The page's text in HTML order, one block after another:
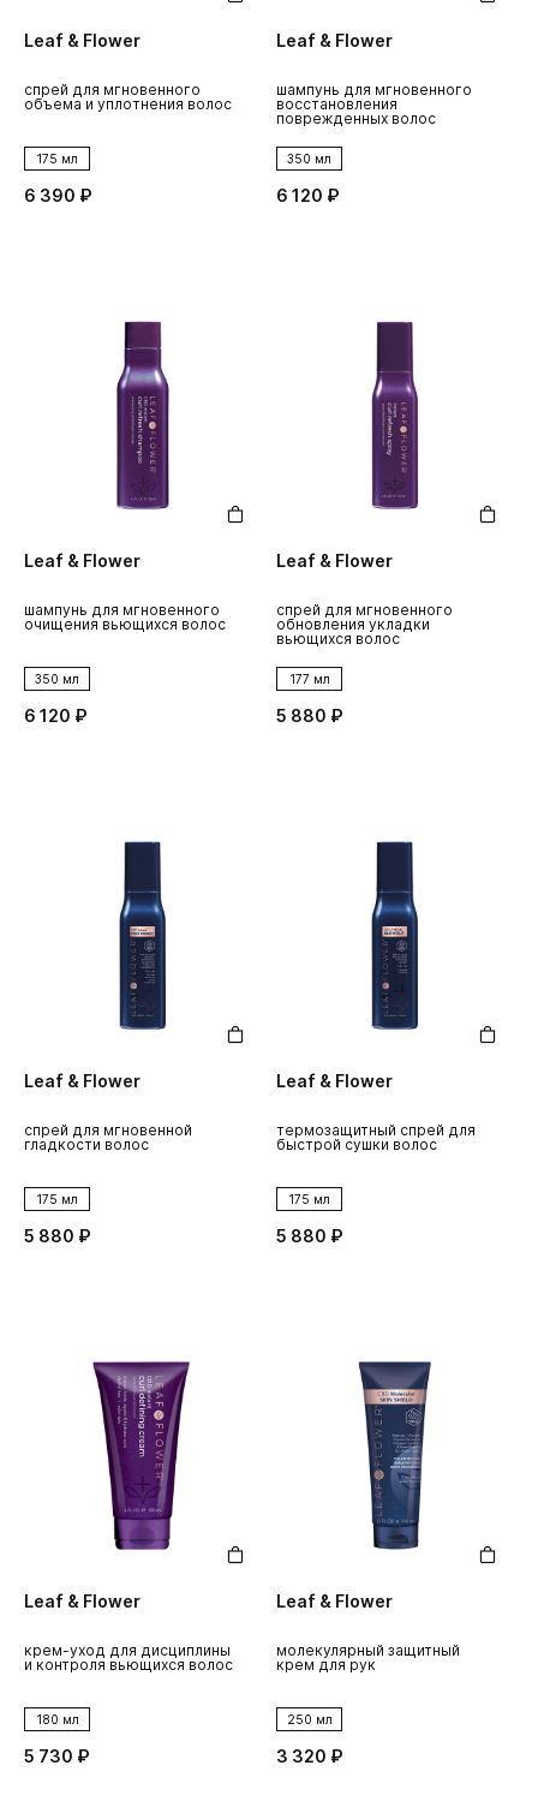
Leaf & Flower
спрей для мгновенного
объема и уплотнения волос
175 мл
6 390 ₽
Leaf & Flower
шампунь для мгновенного
восстановления
поврежденных волос
350 мл
6 120 ₽
Leaf & Flower
шампунь для мгновенного
очищения вьющихся волос
350 мл
6 120 ₽
Leaf & Flower
спрей для мгновенного
обновления укладки
вьющихся волос
177 мл
5 880 ₽
Leaf & Flower
спрей для мгновенной
гладкости волос
175 мл
5 880 ₽
Leaf & Flower
термозащитный спрей для
быстрой сушки волос
175 мл
5 880 ₽
Leaf & Flower
крем-уход для дисциплины
и контроля вьющихся волос
180 мл
5 730 ₽
Leaf & Flower
молекулярный защитный
крем для рук
250 мл
3 320 ₽